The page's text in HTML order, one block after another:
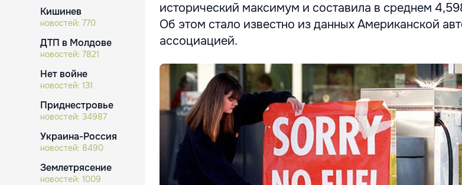
Кишинев
новостей: 770
ДТП в Молдове
новостей: 7821
Нет войне
новостей: 131
Приднестровье
новостей: 34987
Украина-Россия
новостей: 8490
Землетрясение
новостей: 1009
исторический максимум и составила в среднем
Об этом стало известно из данных Американской
ассоциацией.